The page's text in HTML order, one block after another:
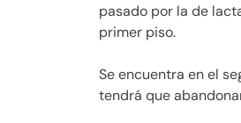
pasado por la de
primer piso.
Se encuentra en el
tendrá que